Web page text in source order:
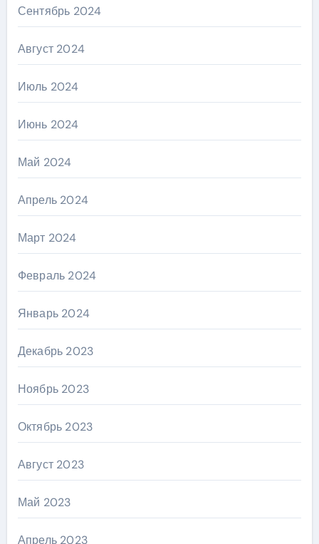
Сентябрь 2024
Август 2024
Июль 2024
Июнь 2024
Май 2024
Апрель 2024
Март 2024
Февраль 2024
Январь 2024
Декабрь 2023
Ноябрь 2023
Октябрь 2023
Август 2023
Май 2023
Апрель 2023